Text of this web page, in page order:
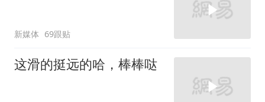
新媒体 69跟贴
这滑的挺远的哈，棒棒哒